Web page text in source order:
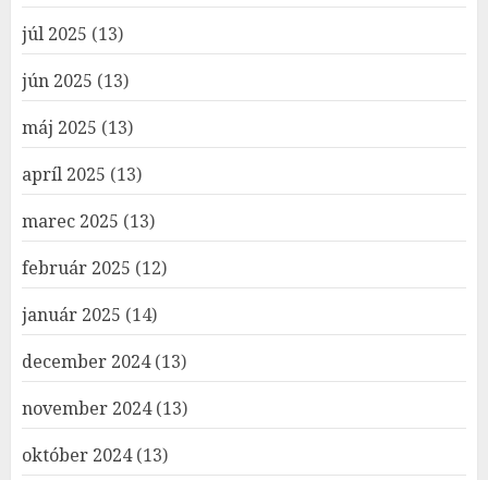
júl 2025 (13)
jún 2025 (13)
máj 2025 (13)
apríl 2025 (13)
marec 2025 (13)
február 2025 (12)
január 2025 (14)
december 2024(13)
november 2024(13)
október 2024(13)